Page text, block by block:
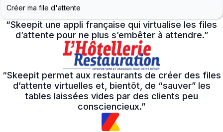
Créer ma file d'attente
“Skeepit une appli française qui virtualise les files
d’attente pour ne plus s’embêter à attendre.”
“Skeepit permet aux restaurants de créer des files
d’attente virtuelles et, bientôt, de “sauver” les
tables laissées vides par des clients peu
consciencieux.”